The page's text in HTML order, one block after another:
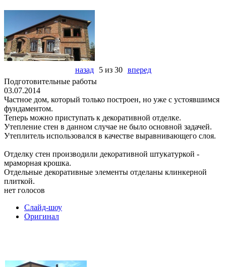
назад 5 из 30
вперед
Подготовительные работы
03.07.2014
Частное дом, который только построен, но уже с устоявшимся
фундаментом.
Теперь можно приступать к декоративной отделке.
Утепление стен в данном случае не было основной задачей.
Утеплитель использовался в качестве выравнивающего слоя.
Отделку стен производили декоративной штукатуркой -
мраморная крошка.
Отдельные декоративные элементы отделаны клинкерной
плиткой.
нет голосов
Слайд-шоу
Оригинал